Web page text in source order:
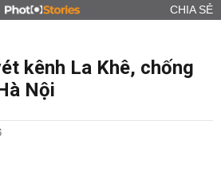
CHIA SẺ
kênh La Khê, chống
Nội